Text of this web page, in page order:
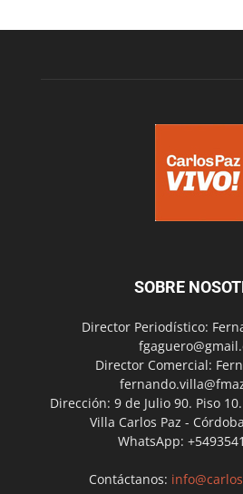
SOBRE
Director Periodístico:
Director Comercial:
Dirección: 9 de Julio 90. Piso
Villa Carlos Paz -
WhatsApp:
Contáctanos: